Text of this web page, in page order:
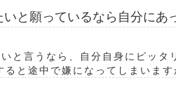
と願っているなら自分にあ
と言うなら、自分自身にピッタ
と途中で嫌になってしまいます